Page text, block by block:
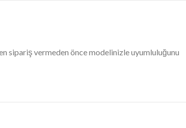
sipariş vermeden önce modelinizle uyumluluğunu